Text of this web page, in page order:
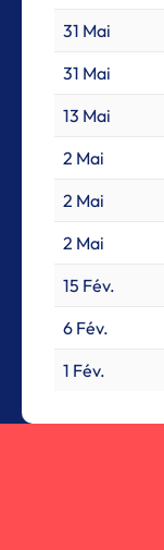
31 Mai
31 Mai
13 Mai
2 Mai
2 Mai
2 Mai
15 Fév.
6 Fév.
1 Fév.